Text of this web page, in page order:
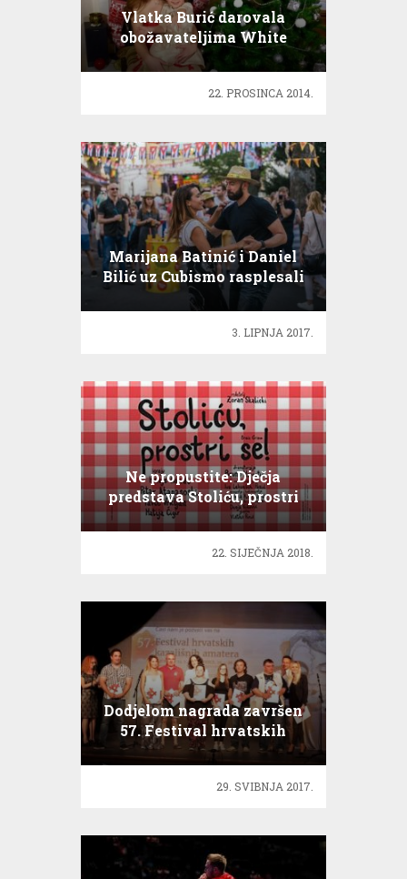
Vlatka Burić darovala
obožavateljima White
Christmas!
22. PROSINCA 2014.
Marijana Batinić i Daniel
Bilić uz Cubismo rasplesali
Zagreb!
3. LIPNJA 2017.
Ne propustite: Dječja
predstava Stoliću, prostri
se
22. SIJEČNJA 2018.
Dodjelom nagrada završen
57. Festival hrvatskih
kazališnih amatera
29. SVIBNJA 2017.